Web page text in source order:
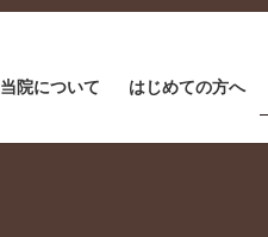
当院について はじめての方へ